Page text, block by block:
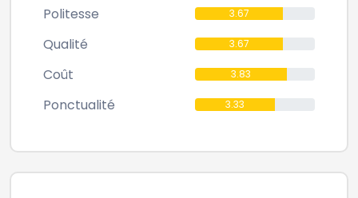
Politesse 3.67
Qualité 3.67
Coût 3.83
Ponctualité 3.33